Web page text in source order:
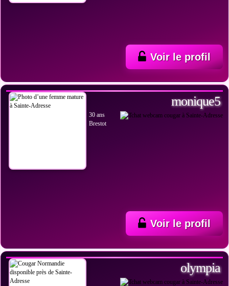
Voir le profil
monique5
30 ans
Brestot
Voir le profil
VOIR LES PHOTOS
olympia